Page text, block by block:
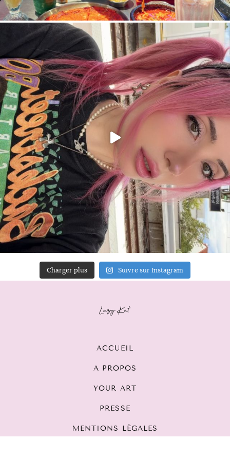
Charger plus Suivre sur Instagram
ACCUEIL
A PROPOS
YOUR ART
PRESSE
MENTIONS LÉGALES